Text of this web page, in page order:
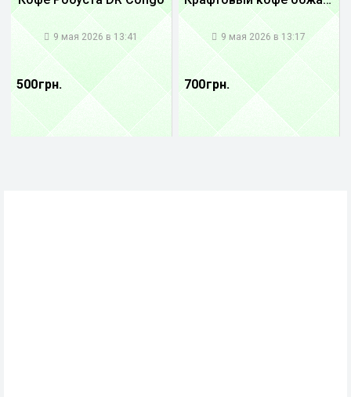
9 мая 2026 в 13:41
500 грн.
9 мая 2026 в 13:17
700 грн.